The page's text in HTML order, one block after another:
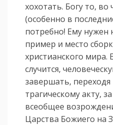
хохотать. Богу то,
(особенно в
потребно! Ему нужен
пример и место
христианского мира.
случится,
завершать, переходя
трагическому акту,
всеобщее
Царства Божиего на